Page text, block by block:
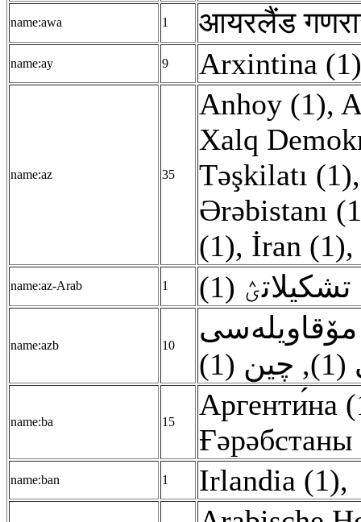
name:awa 1 आयरलैंड
name:ay 9 Arxintina (1)
name:az 35
Anhoy (1),
Xalq
Təşkilatı (1)
Ərəbistanı
(1), İran (1),
name:az-Arab 1 (1)
name:azb 10
مۆقاویله‌‌سی
, چین (1)
name:ba 15
Аргенти́на
name:ban 1 Irlandia (1),